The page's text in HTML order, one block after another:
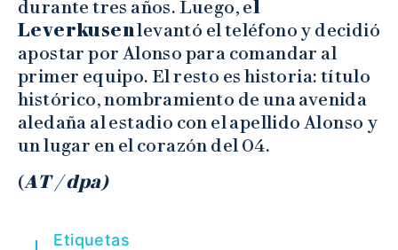
durante tres años. Luego, el
Leverkusenlevantó el teléfono y decidió
apostar por Alonso para comandar al
primer equipo. El resto es historia: título
histórico, nombramiento de una avenida
aledaña al estadio con el apellido Alonso y
un lugar en el corazón del 04.
(AT / dpa)
Etiquetas